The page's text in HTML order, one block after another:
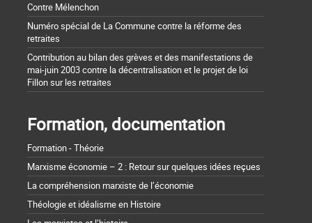
Contre Mélenchon
Numéro spécial de La Commune contre la réforme des
retraites
Contribution au bilan des grèves et des manifestations de
mai-juin 2003 contre la décentralisation et le projet de loi
Fillon sur les retraites
Formation, documentation
Formation - Théorie
Marxisme économie – 2 : Retour sur quelques idées reçues
La compréhension marxiste de l’économie
Théologie et idéalisme en Histoire